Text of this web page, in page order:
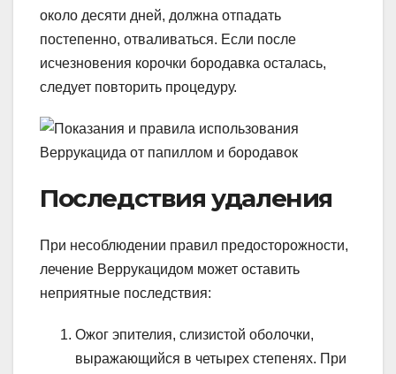
около десяти дней, должна отпадать
постепенно, отваливаться. Если после
исчезновения корочки бородавка осталась,
следует повторить процедуру.
Последствия удаления
При несоблюдении правил предосторожности,
лечение Веррукацидом может оставить
неприятные последствия:
Ожог эпителия, слизистой оболочки,
выражающийся в четырех степенях. При